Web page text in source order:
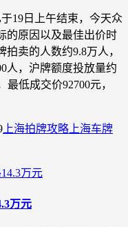
19日上午结束，今天众
的原因以及最佳出价时
卖的人数约9.8万人，
人，沪牌额度投放量约
最低成交价92700元，
上海拍牌攻略 上海车牌
万元